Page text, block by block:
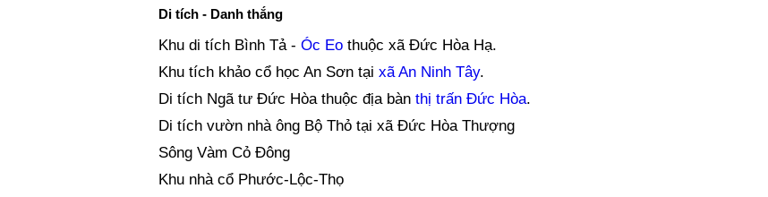
Di tích - Danh thắng
Khu di tích Bình Tả - Óc Eothuộc xã Đức Hòa Hạ.
Khu tích khảo cổ học An Sơn tại xã An Ninh Tây.
Di tích Ngã tư Đức Hòa thuộc địa bàn thị trấn Đức Hòa.
Di tích vườn nhà ông Bộ Thỏ tại xã Đức Hòa Thượng
Sông Vàm Cỏ Đông
Khu nhà cổ Phước-Lộc-Thọ